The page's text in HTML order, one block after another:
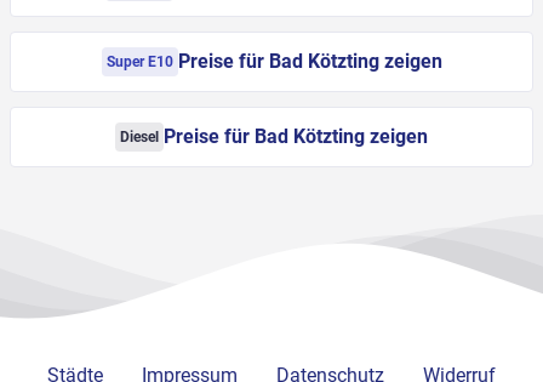
Super E10 Preise für Bad Kötzting zeigen
Diesel Preise für Bad Kötzting zeigen
Städte Impressum Datenschutz Widerruf